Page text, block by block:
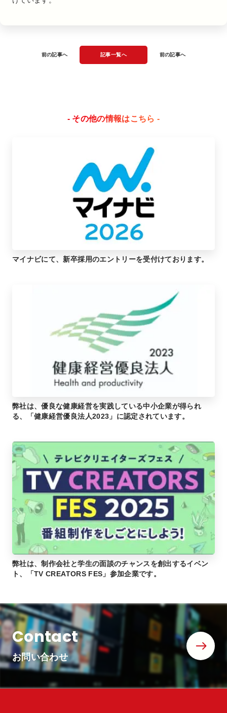
前の記事へ 記事一覧へ 前の記事へ
- その他の情報はこちら -
マイナビにて、新卒採用のエントリーを受付けております。
弊社は、優良な健康経営を実践している中小企業が得られ
る、「健康経営優良法人2023」に認定されています。
弊社は、制作会社と学生の面談のチャンスを創出するイベン
ト、「TV CREATORS FES」参加企業です。
Contact
お問い合わせ